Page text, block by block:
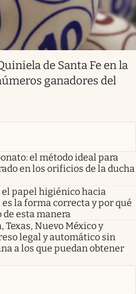
de Santa Fe en la
ganadores del
el método ideal para
en los orificios de la ducha
el papel higiénico hacia
la forma correcta y por qué
esta manera
Nuevo México y
legal y automático sin
a los que puedan obtener